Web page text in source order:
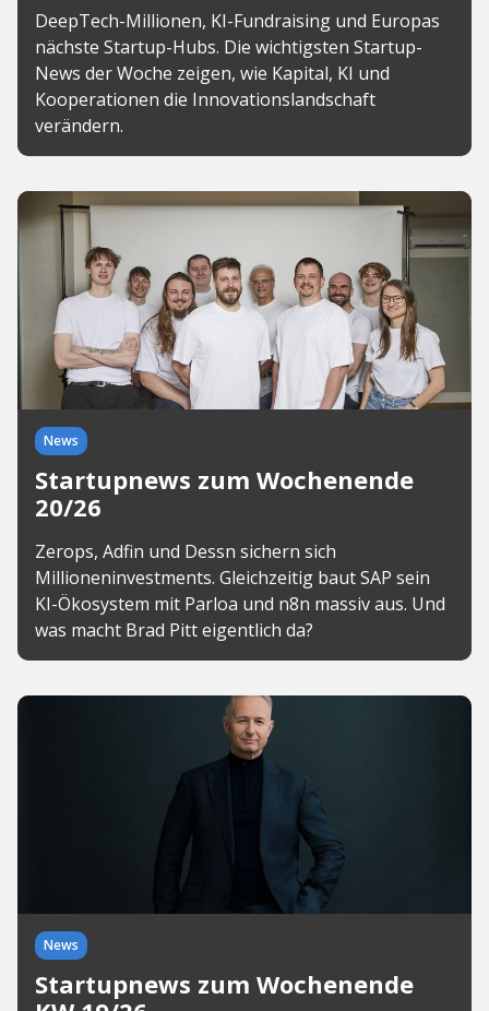
DeepTech-Millionen, KI-Fundraising und Europas
nächste Startup-Hubs. Die wichtigsten Startup-
News der Woche zeigen, wie Kapital, KI und
Kooperationen die Innovationslandschaft
verändern.
News
Startupnews zum Wochenende
20/26
Zerops, Adfin und Dessn sichern sich
Millioneninvestments. Gleichzeitig baut SAP sein
KI-Ökosystem mit Parloa und n8n massiv aus. Und
was macht Brad Pitt eigentlich da?
News
Startupnews zum Wochenende